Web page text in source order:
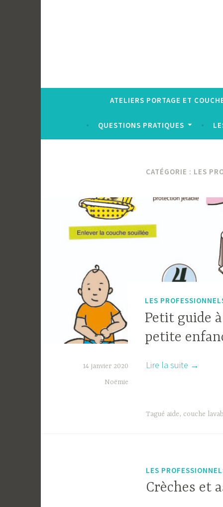
ATELIERS PORTAGE ET
QUESTIONS PRATIQUES
CATÉGORIE : LES
LES
Petit guide
petite
14 janvier 2020
Noëmie
Lire la suite « Petit
petite
enfance
→
Tagué aide, couche
LES
Crèches et